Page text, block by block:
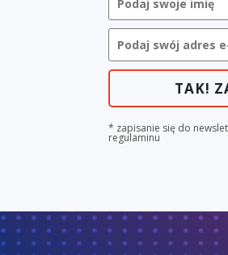
TAK!
* zapisanie się do
regulaminu